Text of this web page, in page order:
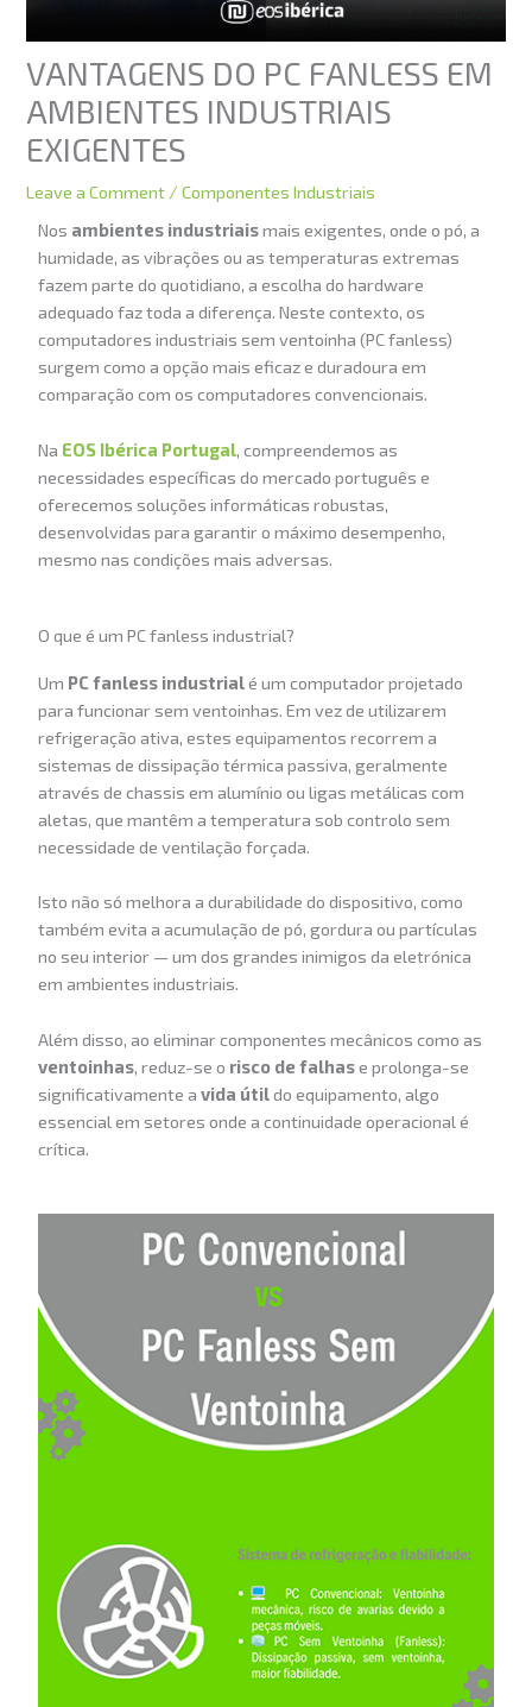
VANTAGENS DO PC FANLESS EM
AMBIENTES INDUSTRIAIS
EXIGENTES
Leave a Comment /Componentes Industriais
Nos ambientes industriaismais exigentes, onde o pó, a
humidade, as vibrações ou as temperaturas extremas
fazem parte do quotidiano, a escolha do hardware
adequado faz toda a diferença. Neste contexto, os
computadores industriais sem ventoinha (PC fanless)
surgem como a opção mais eficaz e duradoura em
comparação com os computadores convencionais.
Na EOS Ibérica Portugal, compreendemos as
necessidades específicas do mercado português e
oferecemos soluções informáticas robustas,
desenvolvidas para garantir o máximo desempenho,
mesmo nas condições mais adversas.
O que é um PC fanless industrial?
Um PC fanless industrialé um computador projetado
para funcionar sem ventoinhas. Em vez de utilizarem
refrigeração ativa, estes equipamentos recorrem a
sistemas de dissipação térmica passiva, geralmente
através de chassis em alumínio ou ligas metálicas com
aletas, que mantêm a temperatura sob controlo sem
necessidade de ventilação forçada.
Isto não só melhora a durabilidade do dispositivo, como
também evita a acumulação de pó, gordura ou partículas
no seu interior — um dos grandes inimigos da eletrónica
em ambientes industriais.
Além disso, ao eliminar componentes mecânicos como as
ventoinhas, reduz-se o risco de falhase prolonga-se
significativamente avida útildo equipamento, algo
essencial em setores onde a continuidade operacional é
crítica.